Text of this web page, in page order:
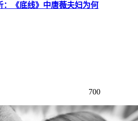
：《底线》中唐薇夫妇为何
700